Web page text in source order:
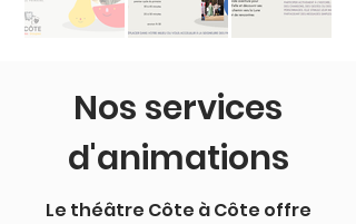
Nos services
d'animations
Le théâtre Côte à Côte offre